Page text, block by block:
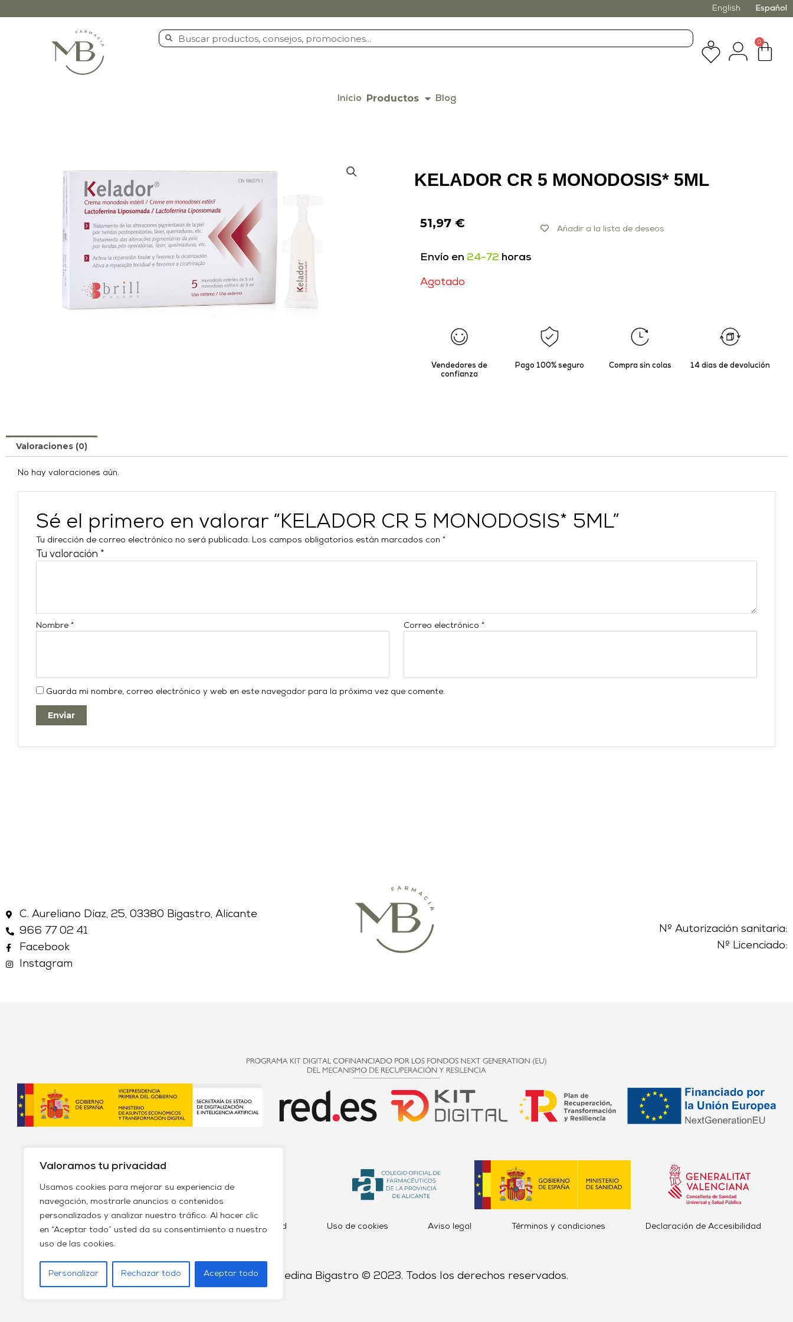
Valoramos tu privacidad
Usamos cookies para mejorar su experiencia de
navegación, mostrarle anuncios o contenidos
personalizados y analizar nuestro tráfico. Al hacer clic
en “Aceptar todo” usted da su consentimiento a nuestro
uso de las cookies.
Personalizar Rechazar todo Aceptar todo
English Español
0
Inicio Productos Blog
KELADOR CR 5 MONODOSIS* 5ML
51,97 € Añadir a la lista de deseos
Envío en 24-72 horas
Agotado
Vendedores de
confianza
Pago 100% seguro Compra sin colas 14 días de devolución
Valoraciones (0)
No hay valoraciones aún.
Sé el primero en valorar “KELADOR CR 5 MONODOSIS* 5ML”
Tu dirección de correo electrónico no será publicada. Los campos obligatorios están marcados con*
Tu valoración *
Nombre* Correo electrónico*
Guarda mi nombre, correo electrónico y web en este navegador para la próxima vez que comente.
C. Aureliano Díaz, 25, 03380 Bigastro, Alicante
966 77 02 41
Facebook
Instagram
Nº Autorización sanitaria:
Nº Licenciado:
Política de envío y devoluciones Política de privacidad Uso de cookies Aviso legal Términos y condiciones Declaración de Accesibilidad
Farmacia Medina Bigastro © 2023. Todos los derechos reservados.